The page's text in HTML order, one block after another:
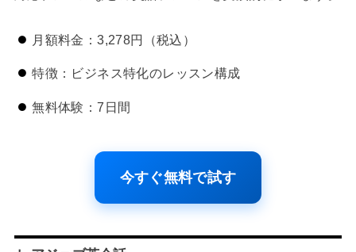
月額料金：3,278円（税込）
特徴：ビジネス特化のレッスン構成
無料体験：7日間
今すぐ無料で試す